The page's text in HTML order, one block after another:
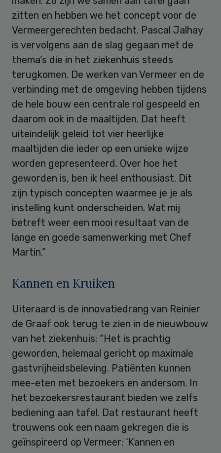
zitten en hebben we het concept voor de
Vermeergerechten bedacht. Pascal Jalhay
is vervolgens aan de slag gegaan met de
thema’s die in het ziekenhuis steeds
terugkomen. De werken van Vermeer en de
verbinding met de omgeving hebben tijdens
de hele bouw een centrale rol gespeeld en
daarom ook in de maaltijden. Dat heeft
uiteindelijk geleid tot vier heerlijke
maaltijden die ieder op een unieke wijze
worden gepresenteerd. Over hoe het
geworden is, ben ik heel enthousiast. Dit
zijn typisch concepten waarmee je je als
instelling kunt onderscheiden. Wat mij
betreft weer een mooi resultaat van de
lange en goede samenwerking met Chef
Martin.”
Kannen en Kruiken
Uiteraard is de innovatiedrang van Reinier
de Graaf ook terug te zien in de nieuwbouw
van het ziekenhuis: “Het is prachtig
geworden, helemaal gericht op maximale
gastvrijheidsbeleving. Patiënten kunnen
mee-eten met bezoekers en andersom. In
het bezoekersrestaurant bieden we zelfs
bediening aan tafel. Dat restaurant heeft
trouwens ook een naam gekregen die is
geïnspireerd op Vermeer: ‘Kannen en